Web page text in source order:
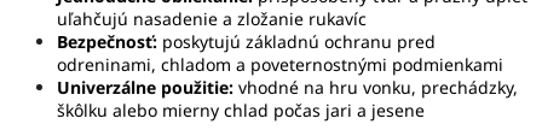
uľahčujú nasadenie a zložanie rukavíc
Bezpečnosť: poskytujú základnú ochranu pred
odreninami, chladom a poveternostnými podmienkami
Univerzálne použitie: vhodné na hru vonku, prechádzky,
škôlku alebo mierny chlad počas jari a jesene